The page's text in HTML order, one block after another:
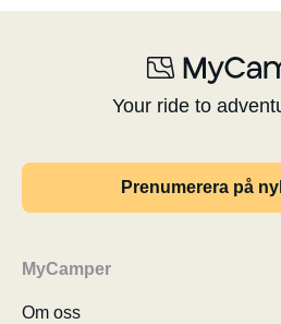
Your ride to
Prenumerera på
MyCamper
Om oss